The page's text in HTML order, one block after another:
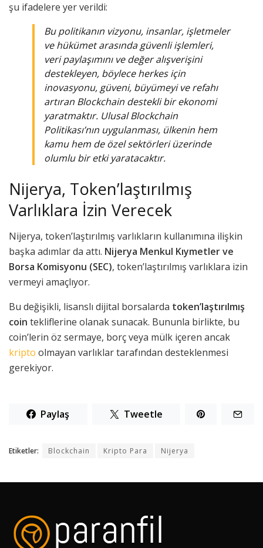
şu ifadelere yer verildi:
Bu politikanın vizyonu, insanlar, işletmeler
ve hükümet arasında güvenli işlemleri,
veri paylaşımını ve değer alışverişini
destekleyen, böylece herkes için
inovasyonu, güveni, büyümeyi ve refahı
artıran Blockchain destekli bir ekonomi
yaratmaktır. Ulusal Blockchain
Politikası’nın uygulanması, ülkenin hem
kamu hem de özel sektörleri üzerinde
olumlu bir etki yaratacaktır.
Nijerya, Token’laştırılmış
Varlıklara İzin Verecek
Nijerya, token’laştırılmış varlıkların kullanımına ilişkin
başka adımlar da attı. Nijerya Menkul Kıymetler ve
Borsa Komisyonu (SEC), token’laştırılmış varlıklara izin
vermeyi amaçlıyor.
Bu değişikli, lisanslı dijital borsalarda token’laştırılmış
coin tekliflerine olanak sunacak. Bununla birlikte, bu
coin’lerin öz sermaye, borç veya mülk içeren ancak
kripto olmayan varlıklar tarafından desteklenmesi
gerekiyor.
Paylaş Tweetle
Etiketler: Blockchain Kripto Para Nijerya